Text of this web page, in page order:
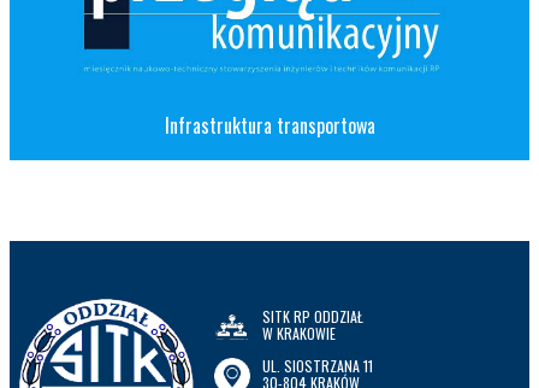
Infrastruktura transportowa
SITK RP ODDZIAŁ
W KRAKOWIE
UL. SIOSTRZANA 11
30-804 KRAKÓW